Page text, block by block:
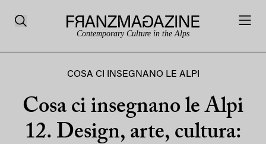
Contemporary Culture in the Alps
COSA CI INSEGNANO LE ALPI
Cosa ci insegnano le Alpi
12. Design, arte, cultura: